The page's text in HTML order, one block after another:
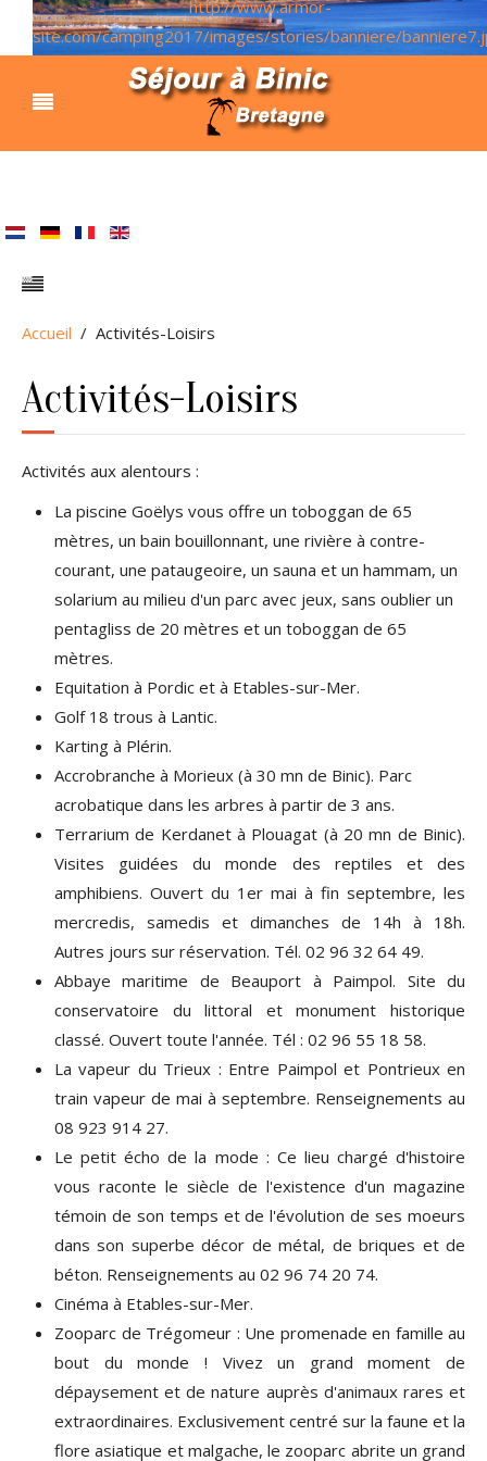
banniere7.jpg
http://www.armor-
site.com/camping2017/images/stories/banniere/
Accueil Activités-Loisirs
Activités-Loisirs
Activités aux alentours :
La piscine Goëlys vous offre un toboggan de 65
mètres, un bain bouillonnant, une rivière à contre-
courant, une pataugeoire, un sauna et un hammam, un
solarium au milieu d'un parc avec jeux, sans oublier un
pentagliss de 20 mètres et un toboggan de 65
mètres.
Equitation à Pordic et à Etables-sur-Mer.
Golf 18 trous à Lantic.
Karting à Plérin.
Accrobranche à Morieux (à 30 mn de Binic). Parc
acrobatique dans les arbres à partir de 3 ans.
Terrarium de Kerdanet à Plouagat (à 20 mn de Binic).
Visites guidées du monde des reptiles et des
amphibiens. Ouvert du 1er mai à fin septembre, les
mercredis, samedis et dimanches de 14h à 18h.
Autres jours sur réservation. Tél. 02 96 32 64 49.
Abbaye maritime de Beauport à Paimpol. Site du
conservatoire du littoral et monument historique
classé. Ouvert toute l'année. Tél : 02 96 55 18 58.
La vapeur du Trieux : Entre Paimpol et Pontrieux en
train vapeur de mai à septembre. Renseignements au
08 923 914 27.
Le petit écho de la mode : Ce lieu chargé d'histoire
vous raconte le siècle de l'existence d'un magazine
témoin de son temps et de l'évolution de ses moeurs
dans son superbe décor de métal, de briques et de
béton. Renseignements au 02 96 74 20 74.
Cinéma à Etables-sur-Mer.
Zooparc de Trégomeur : Une promenade en famille au
bout du monde ! Vivez un grand moment de
dépaysement et de nature auprès d'animaux rares et
extraordinaires. Exclusivement centré sur la faune et la
flore asiatique et malgache, le zooparc abrite un grand